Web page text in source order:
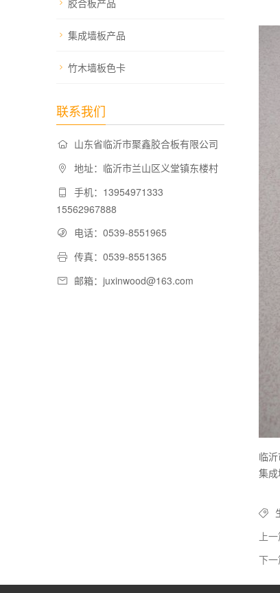
胶合板产品
集成墙板产品
竹木墙板色卡
联系我们
山东省临沂市聚鑫胶合板有限公司
地址：临沂市兰山区义堂镇东楼村
手机：13954971333
15562967888
电话：0539-8551965
传真：0539-8551365
邮箱：juxinwood@163.com
临
集成
上
下